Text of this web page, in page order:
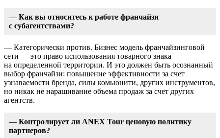
— Как вы относитесь к работе франчайзи
с субагентствами?
— Категорически против. Бизнес модель франчайзинговой
сети — это право использования товарного знака
на определенной территории. И это должен быть осознанный
выбор франчайзи: повышение эффективности за счет
узнаваемости бренда, силы комьюнити, других инструментов,
но никак не наращивание объема продаж за счет других
агентств.
— Контролирует ли ANEX Tour ценовую политику
партнеров?